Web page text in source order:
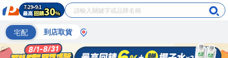
宅配 到店取貨